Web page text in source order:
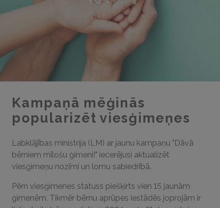
Kampaņā mēģinās
popularizēt viesģimeņes
Labklājības ministrija (LM) ar jaunu kampaņu "Dāvā
bērniem mīlošu ģimeni!" iecerējusi aktualizēt
viesģimeņu nozīmi un lomu sabiedrībā.
Pērn viesģimenes statuss piešķirts vien 15 jaunām
ģimenēm. Tikmēr bērnu aprūpes iestādēs joprojām ir